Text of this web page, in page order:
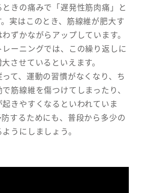
きの痛みで「遅発性筋肉痛」と
実はこのとき、筋線維が肥大す
ずかながらアップしています。
ーニングでは、この繰り返しに
させているといえます。
て、運動の習慣がなくなり、ち
筋線維を傷つけてしまったり、
きやすくなるといわれていま
するためにも、普段から多少の
うにしましょう。